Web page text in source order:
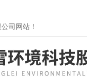
司网站！